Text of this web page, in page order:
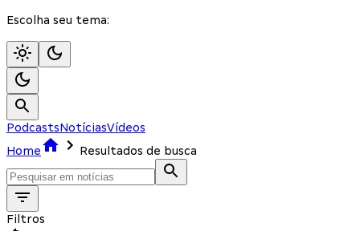
Escolha seu tema:
PodcastsNotíciasVídeos
Home
Resultados de busca
Filtros